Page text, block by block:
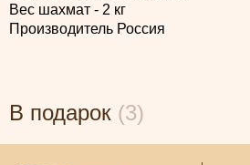
Вес шахмат - 2 кг
Производитель Россия
В подарок (3)